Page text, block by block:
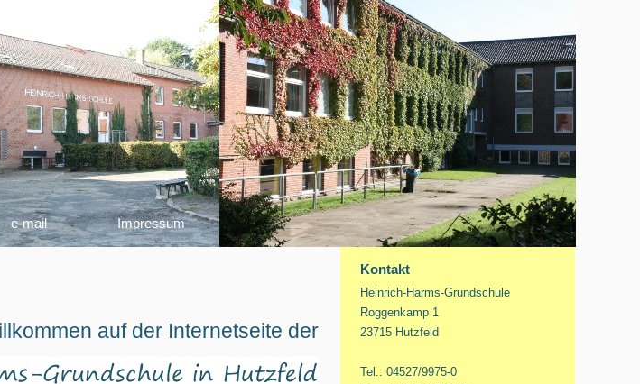
Kontakt
Heinrich-Harms-Grundschule
Roggenkamp 1
23715 Hutzfeld
Tel.: 04527/9975-0
Impressum
e-mail
auf der Internetseite der